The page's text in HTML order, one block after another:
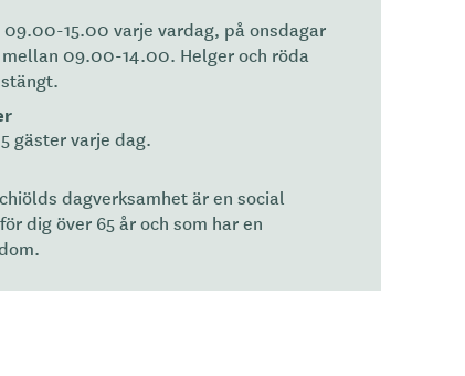
15.00 varje vardag, på onsdagar
09.00-14.00. Helger och röda
gäster varje dag.
dagverksamhet är en social
dig över 65 år och som har en